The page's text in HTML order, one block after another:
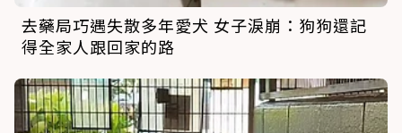
去藥局巧遇失散多年愛犬 女子淚崩：狗狗還記
得全家人跟回家的路